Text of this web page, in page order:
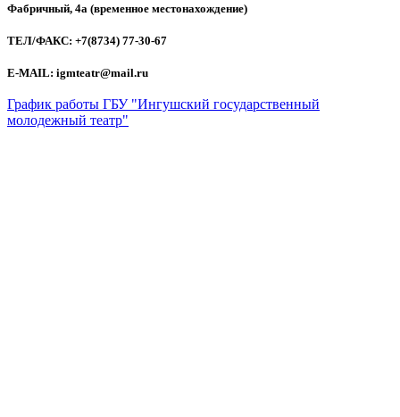
Фабричный, 4а (временное местонахождение)
ТЕЛ/ФАКС: +7(8734) 77-30-67
E-MAIL: igmteatr@mail.ru
График работы ГБУ "Ингушский государственный
молодежный театр"